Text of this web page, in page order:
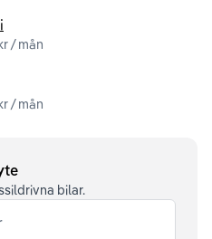
/ mån
/ mån
bilar.